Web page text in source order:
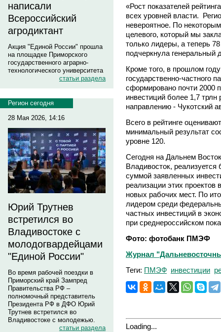
написали
Всероссийский
агродиктант
Акция "Единой России" прошла
на площадке Приморского
государственного аграрно-
технологического университета
статьи раздела
Регион сегодня
28 Мая 2026, 14:16
Юрий Трутнев
встретился во
Владивостоке с
молодогвардейцами
"Единой России"
Во время рабочей поездки в
Приморский край Зампред
Правительства РФ –
полномочный представитель
Президента РФ в ДФО Юрий
Трутнев встретился во
Владивостоке с молодежью.
статьи раздела
«Рост показателей
всех уровней власти.
невероятное. По
целевого, который мы
только лидеры, а теперь
подчеркнула
Кроме того, в прошлом
государственно-частного
сформировано почти 2000
инвестиций более 1,7
направлению - Чукотский
Всего в рейтинге
минимальный результат
уровне 120.
Сегодня на Дальнем
Владивосток, реализуется
суммой заявленных
реализации этих проектов
новых рабочих мест. По
лидером среди
частных инвестиций в
при среднероссийском
Фото: фотобанк ПМЭФ
Журнал
Теги: ПМЭФ инвестиции
Loading...